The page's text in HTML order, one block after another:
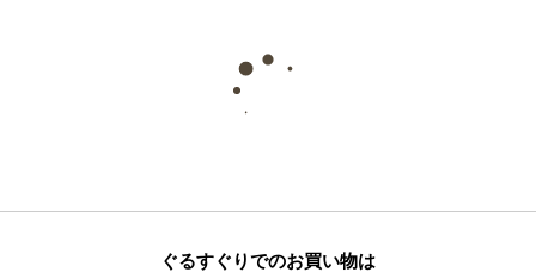
ぐるすぐりでのお買い物は